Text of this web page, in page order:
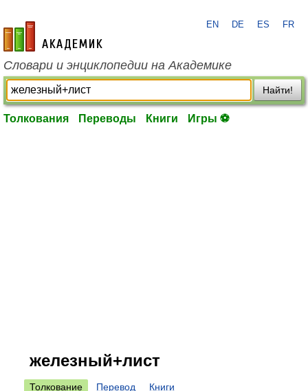
academic.ru
EN DE ES FR
Словари и энциклопедии на Академике
Найти!
Толкования Переводы Книги Игры ⚽
железный+лист
Толкование Перевод Книги